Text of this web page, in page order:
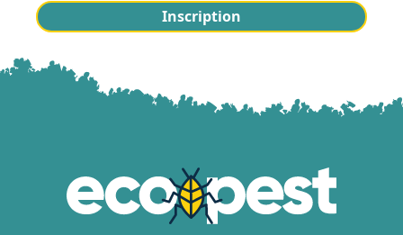
Inscription